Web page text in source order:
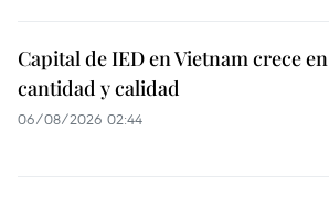
Capital de IED en Vietnam crece en
cantidad y calidad
06/08/2026 02:44